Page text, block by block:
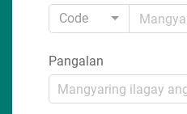
Code
Pangalan